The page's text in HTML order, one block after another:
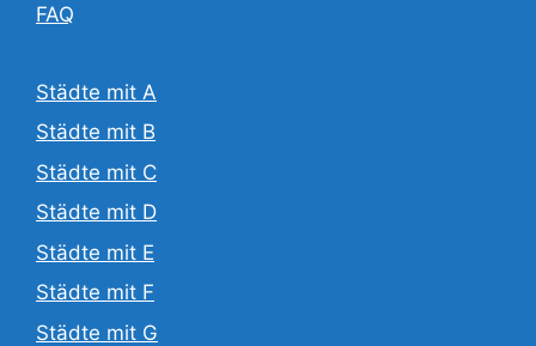
FAQ
Städte mit A
Städte mit B
Städte mit C
Städte mit D
Städte mit E
Städte mit F
Städte mit G